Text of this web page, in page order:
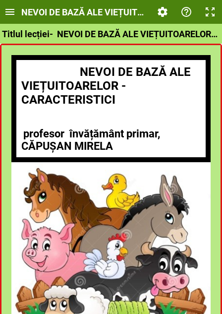
NEVOI DE BAZĂ ALE VIEȚUITOARELOR -
Titlul lecției- NEVOI DE BAZĂ ALE VIEȚUITOARELOR-CARACTERISTICI
NEVOI DE BAZĂ ALE
VIEȚUITOARELOR -
CARACTERISTICI
profesor învățământ primar,
CĂPUȘAN MIRELA